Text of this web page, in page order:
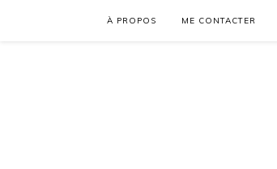
À PROPOS ME CONTACTER